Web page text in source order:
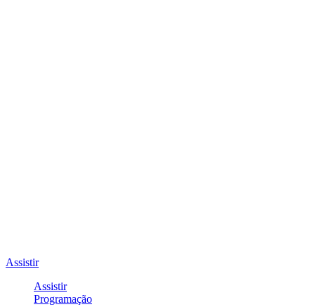
Assistir
Assistir
Programação